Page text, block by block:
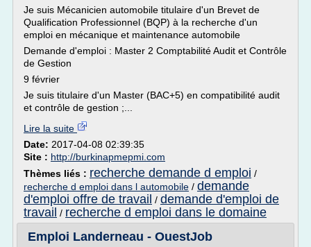
Je suis Mécanicien automobile titulaire d'un Brevet de
Qualification Professionnel (BQP) à la recherche d'un
emploi en mécanique et maintenance automobile
Demande d'emploi : Master 2 Comptabilité Audit et Contrôle
de Gestion
9 février
Je suis titulaire d'un Master (BAC+5) en compatibilité audit
et contrôle de gestion ;...
Lire la suite
Date: 2017-04-08 02:39:35
Site : http://burkinapmepmi.com
Thèmes liés : recherche demande d emploi /
recherche d emploi dans l automobile / demande
d'emploi offre de travail / demande d'emploi de
travail / recherche d emploi dans le domaine
Emploi Landerneau - OuestJob